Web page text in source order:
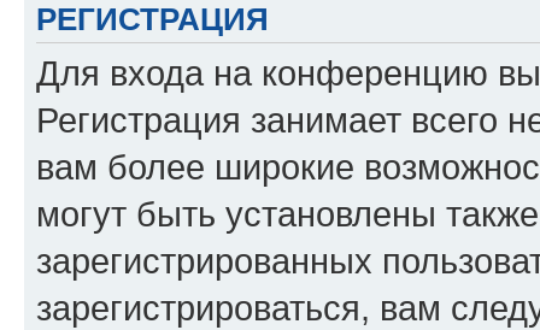
РЕГИСТРАЦИЯ
Для входа на конференцию
Регистрация занимает всего
вам более широкие
могут быть установлены
зарегистрированных
зарегистрироваться, вам